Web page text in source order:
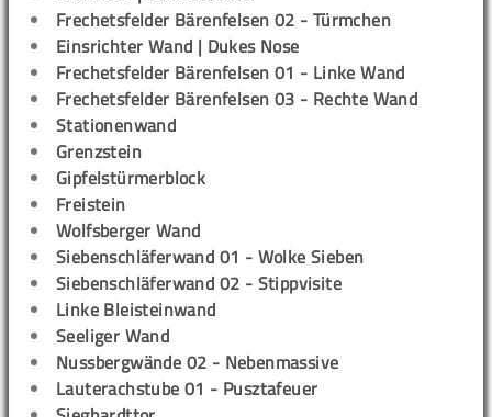
Frechetsfelder Bärenfelsen 02 - Türmchen
Einsrichter Wand | Dukes Nose
Frechetsfelder Bärenfelsen 01 - Linke Wand
Frechetsfelder Bärenfelsen 03 - Rechte Wand
Stationenwand
Grenzstein
Gipfelstürmerblock
Freistein
Wolfsberger Wand
Siebenschläferwand 01 - Wolke Sieben
Siebenschläferwand 02 - Stippvisite
Linke Bleisteinwand
Seeliger Wand
Nussbergwände 02 - Nebenmassive
Lauterachstube 01 - Pusztafeuer